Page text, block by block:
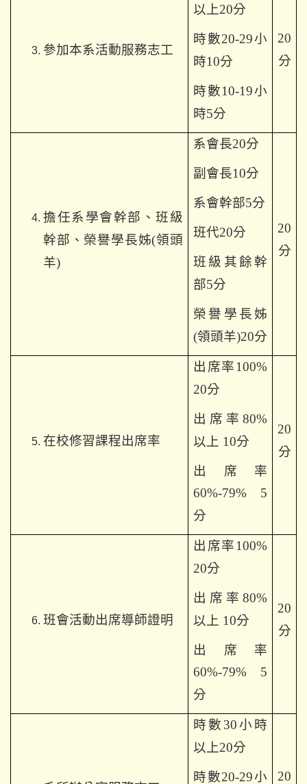
參加本系活動服務志工
以上20分
時數20-29小
時10分
時數10-19小
時5分
20
分
擔任系學會幹部、班級
幹部、榮譽學長姊(領頭
羊)
系會長20分
副會長10分
系會幹部5分
班代20分
班級其餘幹
部5分
榮譽學長姊
(領頭羊)20分
20
分
在校修習課程出席率
出席率100%
20分
出席率80%
以上 10分
出席率
60%-79% 5
分
20
分
班會活動出席導師證明
出席率100%
20分
出席率80%
以上 10分
出席率
60%-79% 5
分
20
分
時數30小時
以上20分
時數20-29小 20